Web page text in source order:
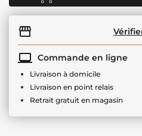
Commande en ligne
Livraison à domicile
Livraison en point relais
Retrait gratuit en magasin